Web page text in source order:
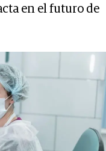
en el futuro de